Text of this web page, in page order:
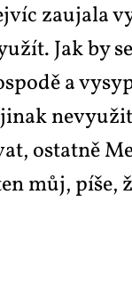
za­u­ja­la
Jak by
a
ostat­ně
můj, pí­še,